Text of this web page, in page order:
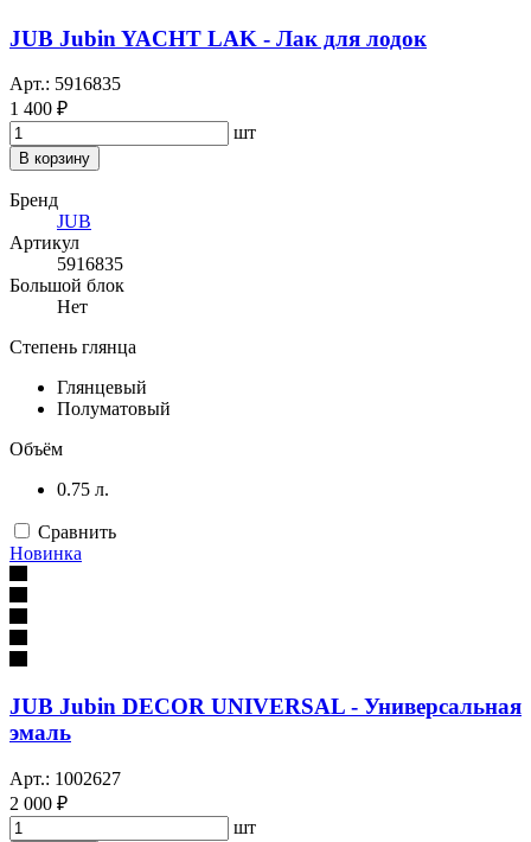
JUB Jubin YACHT LAK - Лак для лодок
Арт.: 5916835
1 400 ₽
шт
В корзину
Бренд
JUB
Артикул
5916835
Большой блок
Нет
Степень глянца
Глянцевый
Полуматовый
Объём
0.75 л.
Сравнить
Новинка
JUB Jubin DECOR UNIVERSAL - Универсальная
эмаль
Арт.: 1002627
2 000 ₽
шт